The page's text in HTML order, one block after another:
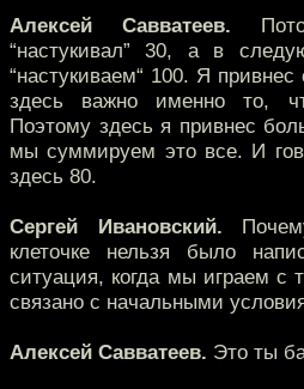
Алексей Савватеев.
“настукивал” 30, а в
“настукиваем“ 100. Я
здесь важно именно то,
Поэтому здесь я привнес
мы суммируем это все. И
здесь 80.
Сергей Ивановский.
клеточке нельзя было
ситуация, когда мы играем с
связано с начальными
Алексей Савватеев. Это ты